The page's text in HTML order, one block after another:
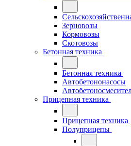
Зерновозы
Кормовозы
Скотовозы
Бетонная техника
Бетонная техника
Автобетононасосы
Прицепная техника
Прицепная техника
Полуприцепы